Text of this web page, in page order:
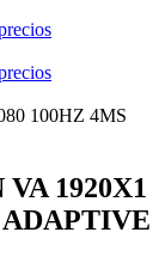
1920X1